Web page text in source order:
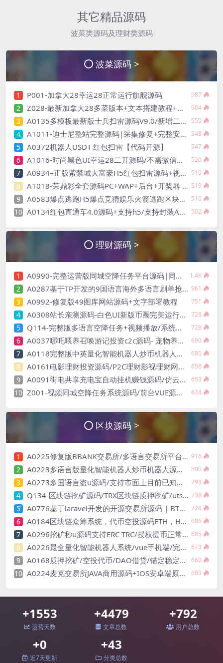
其它精品源码
波菜类源码及理财类源码
波菜源码 >
1 P001-加拿大28幸运28正常运行旗舰源码 987
2 Z028-最新加拿大28多菜版本+文本搭建教程+视频教程 904
3 A0135多模板最新版士兵扫雷源码V9.0/新增二维码防封功能/支持三套UI自由切换/有教程 559
4 A1011-迪士尼整站完整源码|采集修复+完整安装教程 548
5 A0372机器人USDT 红包扫雷【代码开源】 547
6 A1016-时尚黑色UI幸运28二开源码/不需微信公众号支持 520
7 A0934–正版紫禁城大富豪H5红包扫雷源码+视频搭建教程+多雷多包+点控+群控+可封装APP 519
8 A1018-荣鼎彩全套源码PC+WAP+后台+开奖器 后台控杀,采集已对接,直接可用 519
9 A0583爆点逃跑H5爆点竞猜娱乐火箭逃跑区块链游戏源码/修复推广/免公众号/全开源无授权 510
10 A0134红包直通车4.0源码+支持h5/支持封装APP/支付已对接/附搭建教程 502
理财源码 >
1 A0990-完整运营版同城空降任务平台源码|同城约炮任务系统源码 1.4K
2 A0287基于TP开发的9国语言海外多语言刷单抢单源码+9色前端UI 961
3 A0992-修复版49图库网站源码+文字部署教程 751
4 A0308站长亲测源码-白色UI新版币圈完美运行美元币圈+安装教程+已接支付 728
5 Q114-完整版多语言空降任务+视频播放/系统游戏/预设结算/vue源码+搭建教程 728
6 A0037哪吒喂养召唤游记投资c2c源码- 宠物养成类社交游戏源码 690
7 A0118完整版中英量化智能机器人炒币机器人源码支持多币混合自动补仓 680
8 A0161电影理财投资源码/P2C理财影视理财网站源码/电影项目众筹分红源码 658
9 A0091街电共享充电宝自动挂机赚钱源码/仿云海广告云点机器人/挖矿机器人+机器人合约/对接码支付+短线宝 653
10 Z001-视频同城空降任务系统源码/前台VUE源代码/视频投（氵主）任务平台运营版 634
区块源码 >
1 A0225修复版BBANK交易所/多语言交易所平台/区块链交易所系统/四语言 916
2 A0223多语言版量化智能机器人炒币机器人源码支持多币混合自动补仓 800
3 A0273多国语言盗u源码/支持市面上目前已知全部钱包授权 793
4 Q134-区块链挖矿源码/TRX区块链质押挖矿/utsd质押挖矿系统源码/trx波场空投代币源码 738
5 A0776基于laravel开发的开源交易所源码 | BTC交易所 | ETH交易所 | 交易所 | 交易平台 | 撮合交易引擎 728
6 A0184区块链众筹系统，代币空投源码ETH，HT，bcs钱包众筹拉起钱包发起转账源码 686
7 A0296挖矿秒u源码支持ERC TRC/授权提币正常/支持10国语言/带安装搭建教程 685
8 A0226最全量化智能机器人系统/vue手机端/完整安装配置文档 673
9 A0168质押挖矿/空投代币/DAO借贷/锚定稳定币的新型DEFI应用 660
10 A0224麦克交易所JAVA商用源码+IOS安卓端原生源码/附详细安装文档 603
+1553
运营天数
+4479
文章总数
+792
用户总数
+0
近7天更新
+43
分类总数